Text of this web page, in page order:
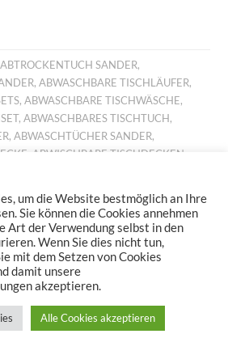
ABTROCKENTUCH SANDER,
,ABWASCHBARE TISCHLÄUFER,
,ABWASCHBARE TISCHWÄSCHE,
,ABWASCHBARES TISCHTUCH,
,ABWASCHTÜCHER SANDER,
ABWISCHBARE TISCHDECKEN
, AUFLEGER GOBELIN,BESTICKTE
WOLLKISSEN,BILLIGE KISSEN,
TISCHLÄUFER, BILLIGE
TISCHTUCH,BROTKORB FRÜHLING
SANDER
FRÜHLING
TISCHDECKEN,FESTLICHE
TISCHTUCH,
um die Website bestmöglich an Ihre
Sie können die Cookies annehmen
Art der Verwendung selbst in den
Wenn Sie dies nicht tun,
mit dem Setzen von Cookies
damit unsere
akzeptieren.
Alle Cookies akzeptieren